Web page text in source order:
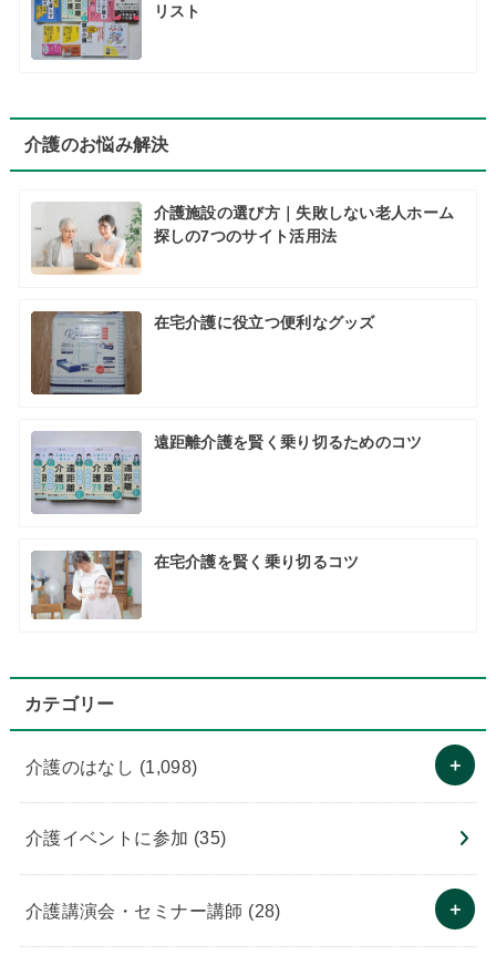
リスト
介護のお悩み解決
介護施設の選び方｜失敗しない老人ホーム
探しの7つのサイト活用法
在宅介護に役立つ便利なグッズ
遠距離介護を賢く乗り切るためのコツ
在宅介護を賢く乗り切るコツ
カテゴリー
介護のはなし (1,098)
介護イベントに参加 (35)
介護講演会・セミナー講師 (28)